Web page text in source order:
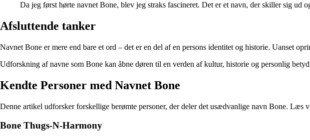
Da jeg først hørte navnet Bone, blev jeg straks fascineret. Det er et navn, der skiller sig
Afsluttende tanker
Navnet Bone er mere end bare et ord – det er en del af en persons identitet og historie. Uanset
Udforskning af navne som Bone kan åbne døren til en verden af kultur, historie og personlig
Kendte Personer med Navnet Bone
Denne artikel udforsker forskellige berømte personer, der deler det usædvanlige navn Bone.
Bone Thugs-N-Harmony